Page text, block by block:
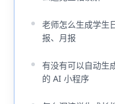
老师怎么生成学生
报、月报
有没有可以自动生
的 AI 小程序